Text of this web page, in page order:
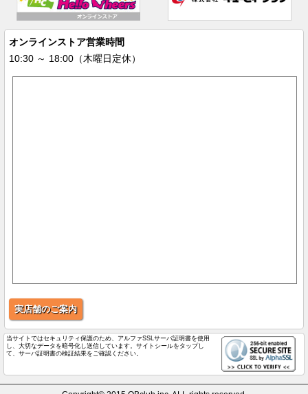
オンラインストア営業時間
10:30 ～ 18:00（木曜日定休）
実店舗のご案内
当サイトではセキュリティ保護のため、アルファSSLサーバ証明書を使用
し、大切なデータを暗号化し送信しています。サイトシールをタップし
て、サーバ証明書の検証結果をご確認ください。